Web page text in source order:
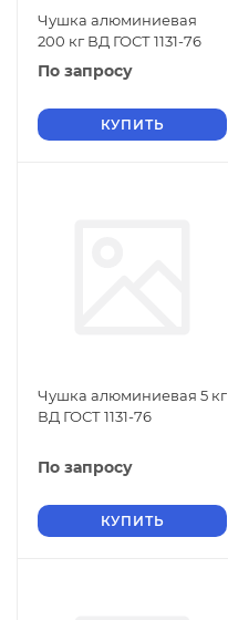
Чушка алюминиевая
200 кг ВД ГОСТ 1131-76
По запросу
КУПИТЬ
Чушка алюминиевая 5 кг
ВД ГОСТ 1131-76
По запросу
КУПИТЬ